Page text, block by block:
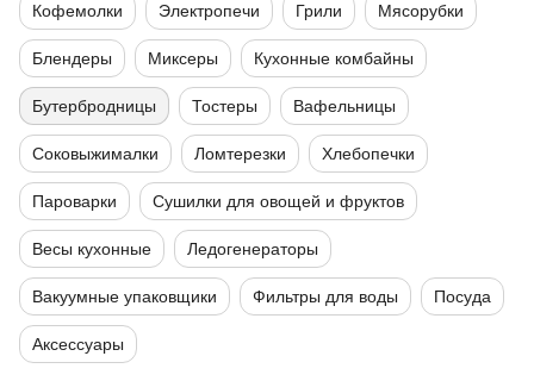
Кофемолки Электропечи Грили Мясорубки
Блендеры Миксеры Кухонные комбайны
Бутербродницы Тостеры Вафельницы
Соковыжималки Ломтерезки Хлебопечки
Пароварки Сушилки для овощей и фруктов
Весы кухонные Ледогенераторы
Вакуумные упаковщики Фильтры для воды Посуда
Аксессуары